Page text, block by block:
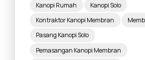
Kanopi Rumah
Kanopi Solo
Kontraktor Kanopi Membran
Pasang Kanopi Solo
Pemasangan Kanopi Membran